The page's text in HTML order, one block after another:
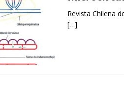
Revista Chilena
[…]